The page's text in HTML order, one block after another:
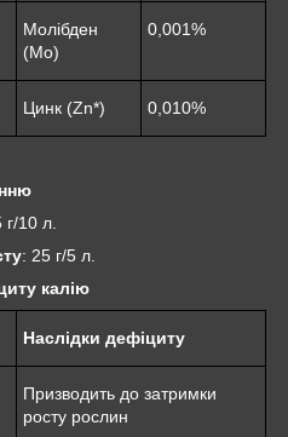
Молібден
(Mo)
0,001%
Цинк (Zn*) 0,010%
г/10 л.
: 25 г/5 л.
калію
Наслідки дефіциту
Призводить до затримки
росту рослин